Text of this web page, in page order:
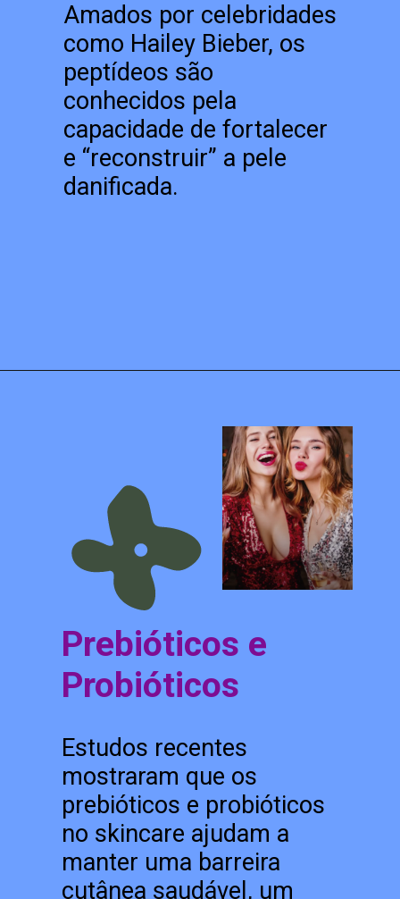
Amados por celebridades
como Hailey Bieber, os
peptídeos são
conhecidos pela
capacidade de fortalecer
e “reconstruir” a pele
danificada.
Prebióticos e
Probióticos
Estudos recentes
mostraram que os
prebióticos e probióticos
no skincare ajudam a
manter uma barreira
cutânea saudável, um